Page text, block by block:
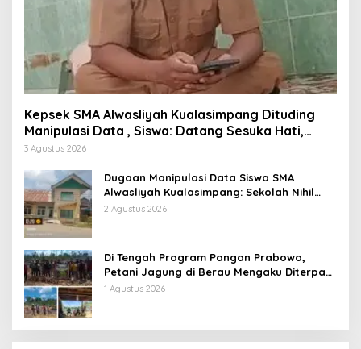
Kepsek SMA Alwasliyah Kualasimpang Dituding
Manipulasi Data , Siswa: Datang Sesuka Hati,
Dana MBG Disalurkan ke Guru & Pesantren
3 Agustus 2026
Dugaan Manipulasi Data Siswa SMA
Alwasliyah Kualasimpang: Sekolah Nihil
Murid Tapi Terima Dana BOS & Paket
2 Agustus 2026
Di Tengah Program Pangan Prabowo,
Petani Jagung di Berau Mengaku Diterpa
Tekanan Aparat
1 Agustus 2026